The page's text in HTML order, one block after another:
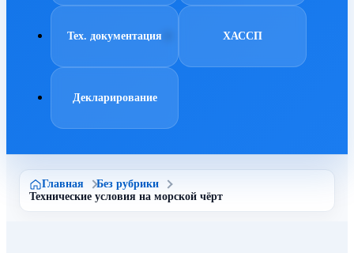
Тех. документация ХАССП
Декларирование
Главная
Без рубрики
Технические условия на морской чёрт